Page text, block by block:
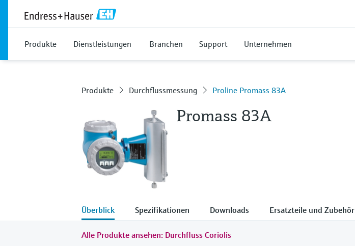
Produkte Dienstleistungen Branchen Support Unternehmen
Produkte Durchflussmessung Proline Promass 83A
Promass 83A
Überblick Spezifikationen Downloads Ersatzteile und Zubehör
Alle Produkte ansehen: Durchfluss Coriolis